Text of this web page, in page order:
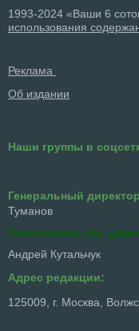
1993-2024 «Ваши 6
использования
Реклама
Об издании
Наши группы в
Генеральный
Туманов
Заместитель ген.
Андрей Кутальчук
Адрес редакции:
125009, г. Москва,